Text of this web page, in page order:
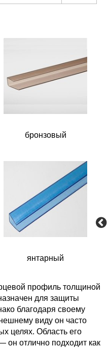
бронзовый
янтарный
профиль толщиной
для защиты
благодаря своему
виду он часто
целях. Область его
отлично подходит как